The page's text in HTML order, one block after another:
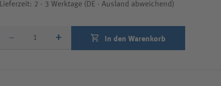
Lieferzeit: 2 - 3 Werktage (DE - Ausland abweichend)
– + In den Warenkorb